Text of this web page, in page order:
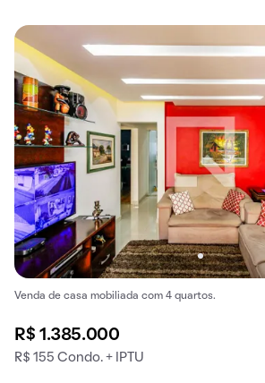
Venda de casa mobiliada com 4 quartos.
R$ 1.385.000
R$ 155 Condo. + IPTU